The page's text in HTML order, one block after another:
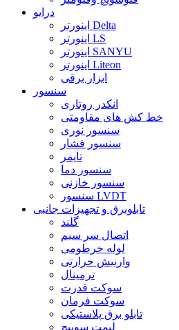
درایو
اینورتر Delta
اینورتر LS
اینورتر SANYU
اینورتر Liteon
ابزار برقی
سنسور
انکدر روتاری
خط کش های مقاومتی
سنسور نوری
سنسور فشار
تایمر
سنسور دما
سنسور خازنی
سنسور LVDT
تابلوبرق و تجهیزات جانبی
گلند
اتصال سر سیم
لوله خرطومی
وارنیش حرارتی
ترمینال
سوکت قدرت
سوکت فرمان
تابلو برق پلاستیکی
لیمت سوییچ